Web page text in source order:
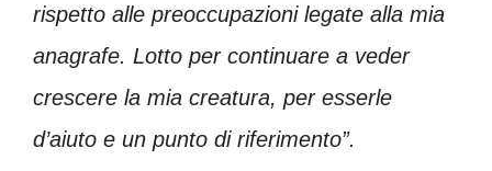
rispetto alle preoccupazioni legate alla mia
anagrafe. Lotto per continuare a veder
crescere la mia creatura, per esserle
d’aiuto e un punto di riferimento”.